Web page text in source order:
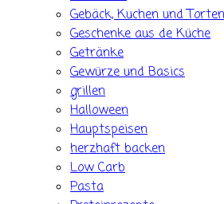
Gebäck, Kuchen und Torten
Geschenke aus de Küche
Getränke
Gewürze und Basics
grillen
Halloween
Hauptspeisen
herzhaft backen
Low Carb
Pasta